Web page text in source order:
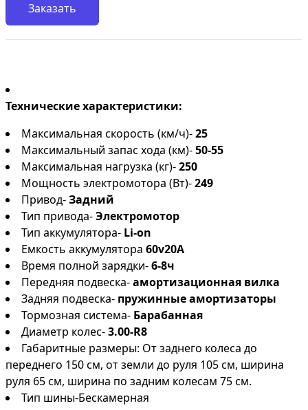
Заказать
Технические характеристики:
Максимальная скорость (км/ч)-25
Максимальный запас хода (км)-50-55
Максимальная нагрузка (кг)-250
Мощность электромотора (Вт)-249
Привод-Задний
Тип привода-Электромотор
Тип аккумулятора- Li-on
Емкость аккумулятора 60v20A
Время полной зарядки-6-8ч
Передняя подвеска-амортизационная вилка
Задняя подвеска- пружинные амортизаторы
Тормозная система- Барабанная
Диаметр колес-3.00-R8
Габаритные размеры: От заднего колеса до
переднего 150 см, от земли до руля 105 см, ширина
руля 65 см, ширина по задним колесам 75 см.
Тип шины-Бескамерная